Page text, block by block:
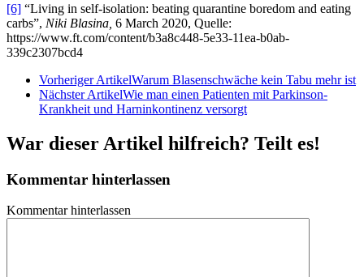
[6] “Living in self-isolation: beating quarantine boredom and eating
carbs”, Niki Blasina, 6 March 2020, Quelle:
https://www.ft.com/content/b3a8c448-5e33-11ea-b0ab-
339c2307bcd4
Vorheriger ArtikelWarum Blasenschwäche kein Tabu mehr ist
Nächster ArtikelWie man einen Patienten mit Parkinson-
Krankheit und Harninkontinenz versorgt
War dieser Artikel hilfreich? Teilt es!
Kommentar hinterlassen
Kommentar hinterlassen